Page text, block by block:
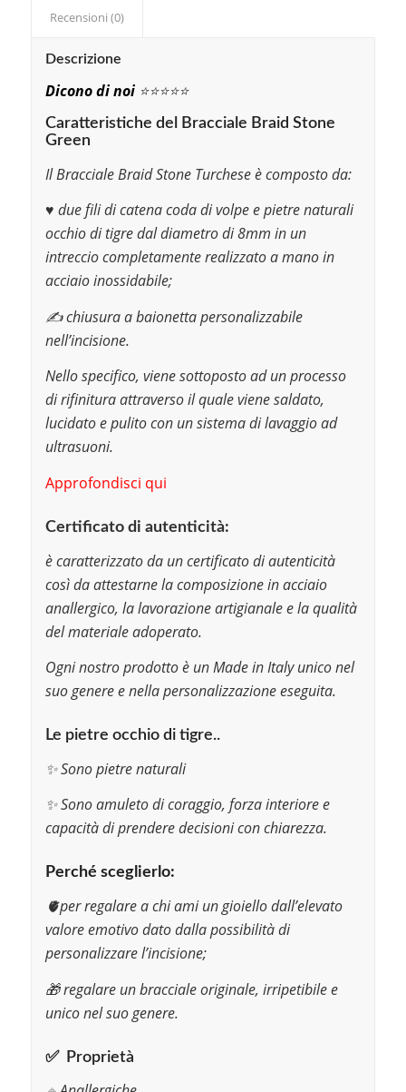
Recensioni (0)
Descrizione
Dicono di noi⭐️⭐️⭐️⭐️⭐️
Caratteristiche del Bracciale Braid Stone
Green
Il Bracciale Braid Stone Turchese è composto da:
♥️ due fili di catena coda di volpe e pietre naturali
occhio di tigre dal diametro di 8mm in un
intreccio completamente realizzato a mano in
acciaio inossidabile;
✍️ chiusura a baionetta personalizzabile
nell’incisione.
Nello specifico, viene sottoposto ad un processo
di rifinitura attraverso il quale viene saldato,
lucidato e pulito con un sistema di lavaggio ad
ultrasuoni.
Approfondisci qui
Certificato di autenticità:
è caratterizzato da un certificato di autenticità
così da attestarne la composizione in acciaio
anallergico, la lavorazione artigianale e la qualità
del materiale adoperato.
Ogni nostro prodotto è un Made in Italy unico nel
suo genere e nella personalizzazione eseguita.
Le pietre occhio di tigre..
✨ Sono pietre naturali
✨ Sono amuleto di coraggio, forza interiore e
capacità di prendere decisioni con chiarezza.
Perché sceglierlo:
🫀per regalare a chi ami un gioiello dall’elevato
valore emotivo dato dalla possibilità di
personalizzare l’incisione;
🎁 regalare un bracciale originale, irripetibile e
unico nel suo genere.
✅ Proprietà